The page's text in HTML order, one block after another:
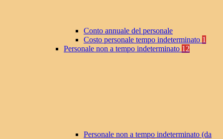
Conto annuale del personale
Costo personale tempo indeterminato 1
Personale non a tempo indeterminato 12
Personale non a tempo indeterminato (da